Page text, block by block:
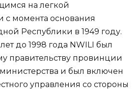
на легкой
момента основания
Республики в 1949 году.
до 1998 года NWILI был
правительству провинции
и был включен
управления со стороны